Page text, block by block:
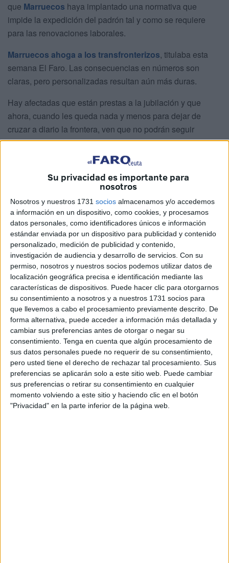
Su privacidad es importante para
nosotros
Nosotros y nuestros 1731 socios almacenamos y/o accedemos
a información en un dispositivo, como cookies, y procesamos
datos personales, como identificadores únicos e información
estándar enviada por un dispositivo para publicidad y contenido
personalizado, medición de publicidad y contenido,
investigación de audiencia y desarrollo de servicios. Con su
permiso, nosotros y nuestros socios podemos utilizar datos de
localización geográfica precisa e identificación mediante las
características de dispositivos. Puede hacer clic para otorgarnos
su consentimiento a nosotros y a nuestros 1731 socios para
que llevemos a cabo el procesamiento previamente descrito. De
forma alternativa, puede acceder a información más detallada y
cambiar sus preferencias antes de otorgar o negar su
consentimiento. Tenga en cuenta que algún procesamiento de
sus datos personales puede no requerir de su consentimiento,
pero usted tiene el derecho de rechazar tal procesamiento. Sus
preferencias se aplicarán solo a este sitio web. Puede cambiar
sus preferencias o retirar su consentimiento en cualquier
momento volviendo a este sitio y haciendo clic en el botón
"Privacidad" en la parte inferior de la página web.
que Marruecos haya implantado una normativa que
impide la expedición del padrón tal y como se requiere
para las renovaciones laborales.
Marruecos ahoga a los transfronterizos, titulaba esta
semana El Faro. Las consecuencias en números son
claras, pero personalizadas resultan aún más duras.
Hay afectadas que están prestas a la jubilación y que
ahora, cuando les queda nada y menos para dejar de
cruzar a diario la frontera, ven que no podrán seguir
haciéndolo en cuanto caduque su tarjeta.
Alquileres en viviendas patera
periodo para jubilarse y con esta medida se impide una
continuación y seguir aportando a casa la única inyección
económica que llega en un norte marroquí que dejó de
tener los ingresos derivados del comercio asociado al
trasiego comercial del Tarajal y sus polígonos.
Las consecuencias para muchos de estos transfronterizos
se traducen en la pérdida del trabajo o el regreso a épocas
en las que, como cuando cerraron la frontera en tiempos
decovid, quedaban a dormir en casas abonando
alquileres excesivos y ocupando viviendas patera en
malas condiciones.
Marchar a Marruecos supone, caducada la tarjeta, no
poder volver a entrar. La única alternativa, si Extranjería
continúa solicitando ese documento hasta ahora necesario
para las renovaciones, es pernoctar en Ceuta, dejar de ver